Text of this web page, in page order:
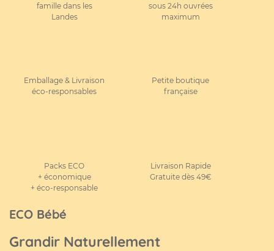
famille dans les
Landes
sous 24h ouvrées
maximum
Emballage & Livraison
éco-responsables
Petite boutique
française
Packs ECO
+ économique
+ éco-responsable
Livraison Rapide
Gratuite dès 49€
ECO Bébé
Grandir Naturellement